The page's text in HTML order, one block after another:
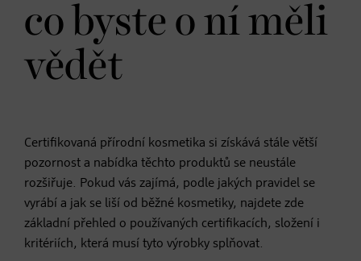
co byste o ní měli
vědět
Certifikovaná přírodní kosmetika si získává stále větší
pozornost a nabídka těchto produktů se neustále
rozšiřuje. Pokud vás zajímá, podle jakých pravidel se
vyrábí a jak se liší od běžné kosmetiky, najdete zde
základní přehled o používaných certifikacích, složení i
kritériích, která musí tyto výrobky splňovat.